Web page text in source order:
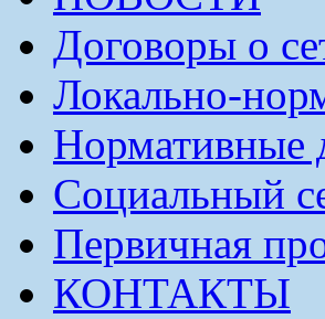
Договоры о
Локально-
Нормативные
Социальный
Первичная
КОНТАКТЫ